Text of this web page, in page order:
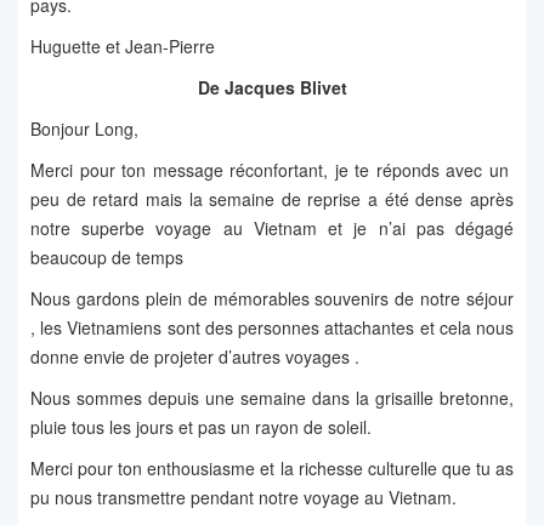
pays.
Huguette et Jean-Pierre
De Jacques Blivet
Bonjour Long,
Merci pour ton message réconfortant, je te réponds avec un
peu de retard mais la semaine de reprise a été dense après
notre superbe voyage au Vietnam et je n’ai pas dégagé
beaucoup de temps
Nous gardons plein de mémorables souvenirs de notre séjour
, les Vietnamiens sont des personnes attachantes et cela nous
donne envie de projeter d’autres voyages .
Nous sommes depuis une semaine dans la grisaille bretonne,
pluie tous les jours et pas un rayon de soleil.
Merci pour ton enthousiasme et la richesse culturelle que tu as
pu nous transmettre pendant notre voyage au Vietnam.